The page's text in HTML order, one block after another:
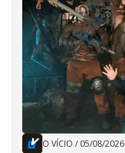
O VÍCIO / 05/08/2026